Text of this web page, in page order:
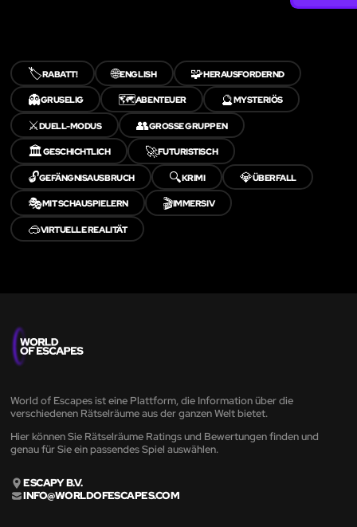
🏷️RABATT! 🌐ENGLISH 🧩HERAUSFORDERND
👻GRUSELIG 🗺️ABENTEUER 🔮MYSTERIÖS
⚔️DUELL-MODUS 👥GROSSE GRUPPEN
🏛️GESCHICHTLICH 🚀FUTURISTISCH
🔓GEFÄNGNISAUSBRUCH 🔍KRIMI 💎ÜBERFALL
🎭MIT SCHAUSPIELERN 🎬IMMERSIV
🥽VIRTUELLE REALITÄT
World of Escapes ist eine Plattform, die Information über die
verschiedenen Rätselräume aus der ganzen Welt bietet.
Hier können Sie Rätselräume Ratings und Bewertungen finden und
genau für Sie ein passendes Spiel auswählen.
ESCAPY B.V.
INFO@WORLDOFESCAPES.COM